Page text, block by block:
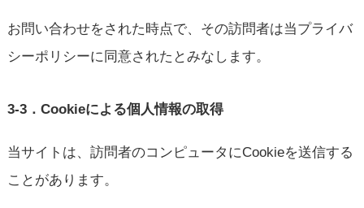
お問い合わせをされた時点で、その訪問者は当プライバ
シーポリシーに同意されたとみなします。
3-3．Cookieによる個人情報の取得
当サイトは、訪問者のコンピュータにCookieを送信する
ことがあります。